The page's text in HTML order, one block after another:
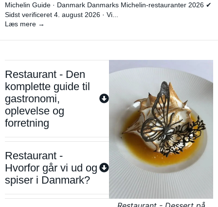
Michelin Guide · Danmark Danmarks Michelin-restauranter 2026 ✔
Sidst verificeret 4. august 2026 · Vi...
Læs mere →
Restaurant - Den
komplette guide til
gastronomi,
oplevelse og
forretning
Restaurant -
Hvorfor går vi ud og
spiser i Danmark?